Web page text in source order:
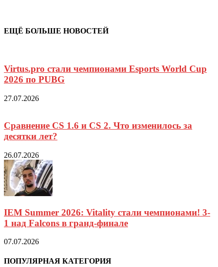
ЕЩЁ БОЛЬШЕ НОВОСТЕЙ
Virtus.pro стали чемпионами Esports World Cup
2026 по PUBG
27.07.2026
Сравнение CS 1.6 и CS 2. Что изменилось за
десятки лет?
26.07.2026
IEM Summer 2026: Vitality стали чемпионами! 3-
1 над Falcons в гранд-финале
07.07.2026
ПОПУЛЯРНАЯ КАТЕГОРИЯ